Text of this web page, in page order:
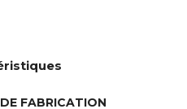
FABRICATION